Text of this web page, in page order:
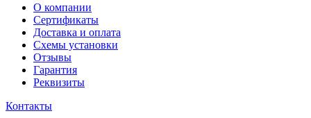
О компании
Сертификаты
Доставка и оплата
Схемы установки
Отзывы
Гарантия
Реквизиты
Контакты